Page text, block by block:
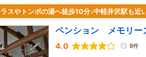
スやトンボの湯へ徒歩10分♪中軽井沢駅も近
ペンション メモリー
4.0 8件